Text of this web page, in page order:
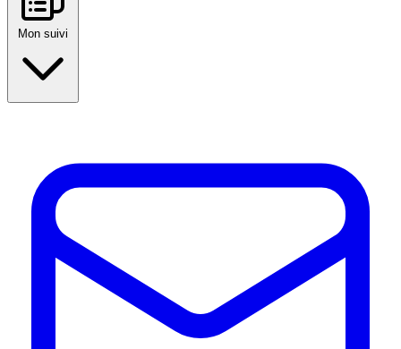
Mon suivi